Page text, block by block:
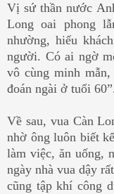
Vị sứ thần nước
Long oai phong
nhường, hiếu
người. Có ai ngờ
vô cùng minh
đoán ngài ở tuổi
Về sau, vua Càn
nhờ ông luôn biết
làm việc, ăn uống,
ngày nhà vua dậy
cũng tập khí công